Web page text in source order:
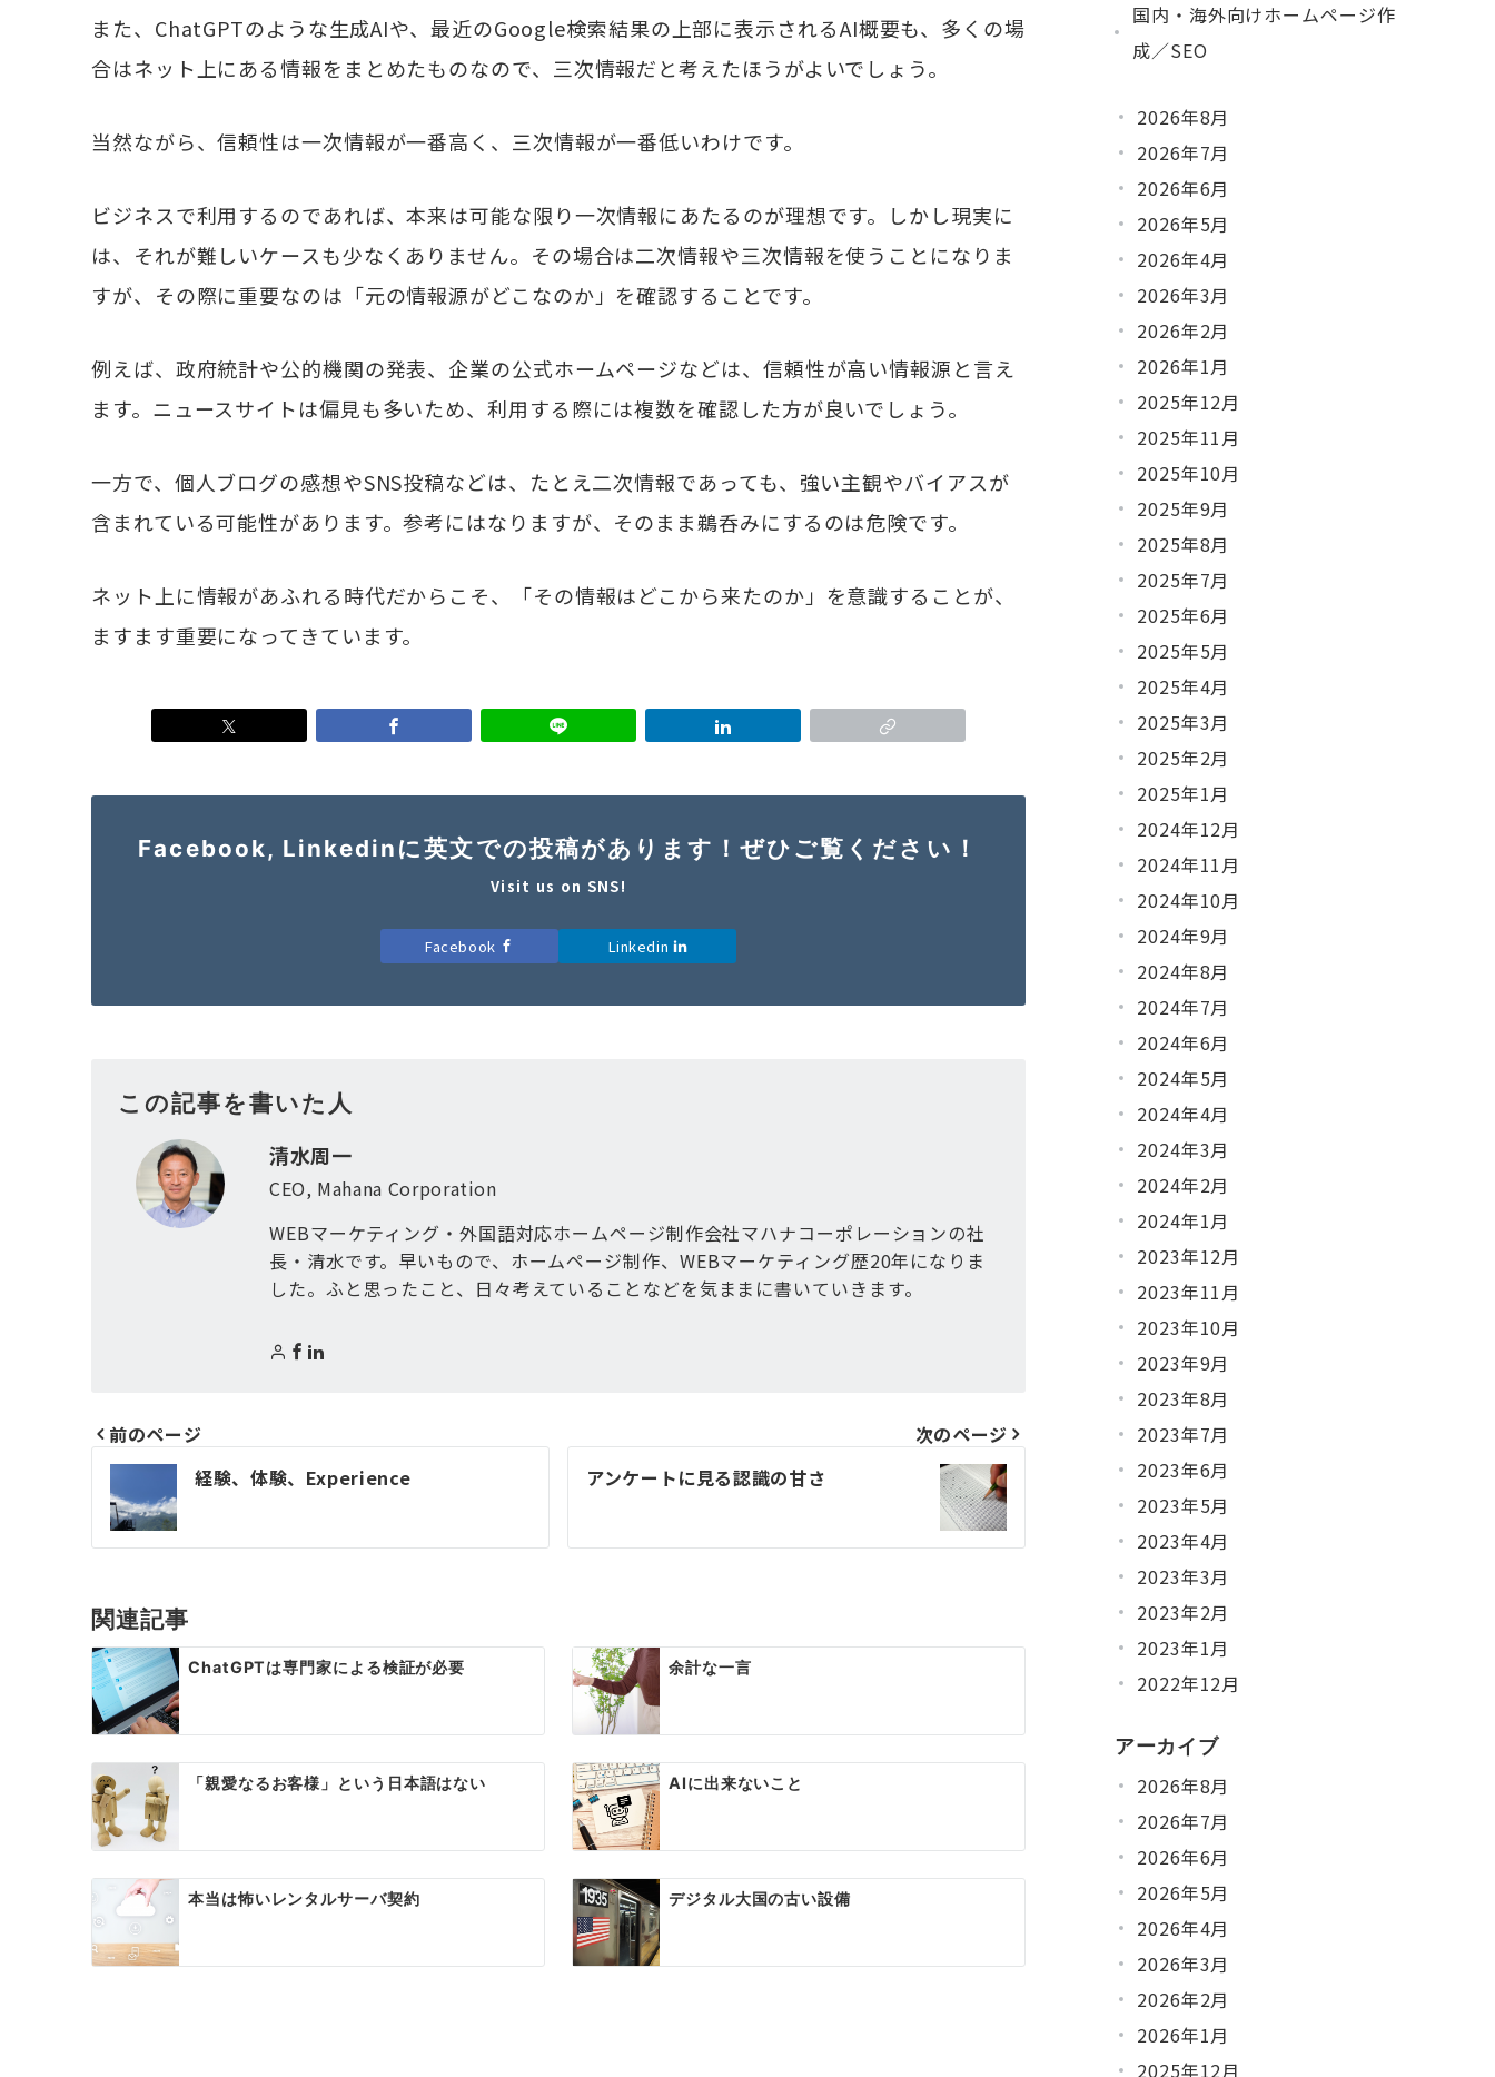
また、ChatGPTのような生成AIや、最近のGoogle検索結果の上部に表示されるAI概要も、多くの場
合はネット上にある情報をまとめたものなので、三次情報だと考えたほうがよいでしょう。
当然ながら、信頼性は一次情報が一番高く、三次情報が一番低いわけです。
ビジネスで利用するのであれば、本来は可能な限り一次情報にあたるのが理想です。しかし現実に
は、それが難しいケースも少なくありません。その場合は二次情報や三次情報を使うことになりま
すが、その際に重要なのは「元の情報源がどこなのか」を確認することです。
例えば、政府統計や公的機関の発表、企業の公式ホームページなどは、信頼性が高い情報源と言え
ます。ニュースサイトは偏見も多いため、利用する際には複数を確認した方が良いでしょう。
一方で、個人ブログの感想やSNS投稿などは、たとえ二次情報であっても、強い主観やバイアスが
含まれている可能性があります。参考にはなりますが、そのまま鵜呑みにするのは危険です。
ネット上に情報があふれる時代だからこそ、「その情報はどこから来たのか」を意識することが、
ますます重要になってきています。
Facebook, Linkedinに英文での投稿があります！ぜひご覧ください！
Visit us on SNS!
Facebook Linkedin
この記事を書いた人
清水周一
CEO, Mahana Corporation
WEBマーケティング・外国語対応ホームページ制作会社マハナコーポレーションの社
長・清水です。早いもので、ホームページ制作、WEBマーケティング歴20年になりま
した。ふと思ったこと、日々考えていることなどを気ままに書いていきます。
投
稿
ナ
ゲ
ー
シ
ョ
ン
前のページ
経験、体験、Experience
次のページ
アンケートに見る認識の甘さ
関連記事
ChatGPTは専門家による検証が必要 余計な一言
「親愛なるお客様」という日本語はない AIに出来ないこと
本当は怖いレンタルサーバ契約 デジタル大国の古い設備
国内・海外向けホームページ作
成／SEO
2026年8月
2026年7月
2026年6月
2026年5月
2026年4月
2026年3月
2026年2月
2026年1月
2025年12月
2025年11月
2025年10月
2025年9月
2025年8月
2025年7月
2025年6月
2025年5月
2025年4月
2025年3月
2025年2月
2025年1月
2024年12月
2024年11月
2024年10月
2024年9月
2024年8月
2024年7月
2024年6月
2024年5月
2024年4月
2024年3月
2024年2月
2024年1月
2023年12月
2023年11月
2023年10月
2023年9月
2023年8月
2023年7月
2023年6月
2023年5月
2023年4月
2023年3月
2023年2月
2023年1月
2022年12月
アーカイブ
2026年8月
2026年7月
2026年6月
2026年5月
2026年4月
2026年3月
2026年2月
2026年1月
2025年12月